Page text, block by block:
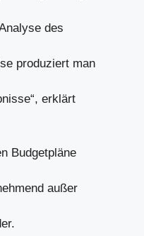
des
produziert man
erklärt
Budgetpläne
außer